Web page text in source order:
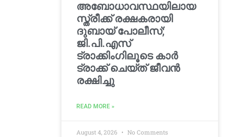
അബോധാവസ്ഥയിലായ
സ്ത്രീക്ക് രക്ഷകരായി
ദുബായ് പോലീസ്;
ജി.പി.എസ്
ട്രാക്കിംഗിലൂടെ കാർ
ട്രാക്ക് ചെയ്ത് ജീവൻ
രക്ഷിച്ചു
READ MORE »
August 4, 2026 No Comments